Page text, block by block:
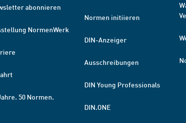
abonnieren
NormenWerk
50 Normen.
Normen initiieren
DIN-Anzeiger
Ausschreibungen
DIN Young Professionals
DIN.ONE